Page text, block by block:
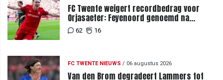
FC Twente weigert recordbedrag voor
Orjasaeter: Feyenoord genoemd na
megabod
62 16
FC TWENTE NIEUWS / 06 augustus 2026
Van den Brom degradeert Lammers tot